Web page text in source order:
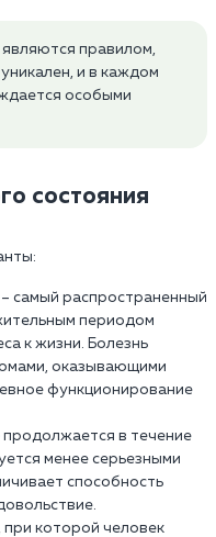
правилом,
и в каждом
особыми
состояния
самый распространенный
периодом
к жизни. Болезнь
оказывающими
функционирование
в течение
менее серьезными
способность
которой человек